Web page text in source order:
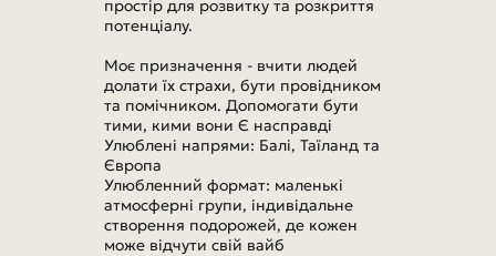
простір для розвитку та розкриття
потенціалу.
Моє призначення - вчити людей
долати їх страхи, бути провідником
та помічником. Допомогати бути
тими, кими вони Є насправді
Улюблені напрями: Балі, Таїланд та
Європа
Улюбленний формат: маленькі
атмосферні групи, індивідальне
створення подорожей, де кожен
може відчути свій вайб